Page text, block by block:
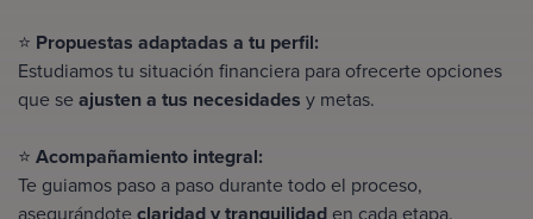
⭐ Propuestas adaptadas a tu perfil:
Estudiamos tu situación financiera para ofrecerte opciones
que seajusten a tus necesidades y metas.
⭐ Acompañamiento integral:
Te guiamos paso a paso durante todo el proceso,
asegurándoteclaridad y tranquilidad en cada etapa.